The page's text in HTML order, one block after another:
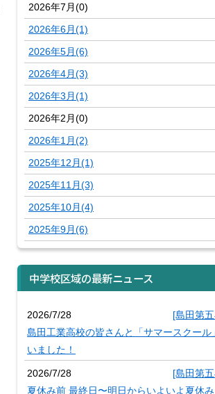
2026年7月(0)
2026年6月(1)
2026年5月(6)
2026年4月(3)
2026年3月(1)
2026年2月(0)
2026年1月(2)
2025年12月(1)
2025年11月(3)
2025年10月(4)
2025年9月(6)
中学校区域の最新ニュース
2026/7/28
[島田第
島田工業高校の皆さんと「サマースクール
いました！
2026/7/28
[島田第
夏休み前 最終日〜明日からいよいよ夏休